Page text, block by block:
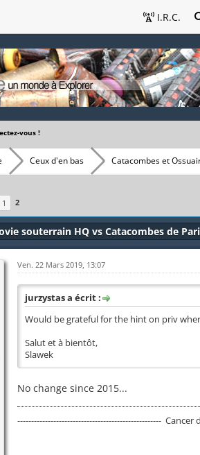
I.R.C.
vous !
Ceux d'en bas Catacombes et
1 2
souterrain HQ vs Catacombes de
Ven. 22 Mars 2019, 13:07
jurzystas a écrit :
Would be grateful for the hint on priv
Salut et à bientôt,
Slawek
No change since 2015...
----------------------------------------------------